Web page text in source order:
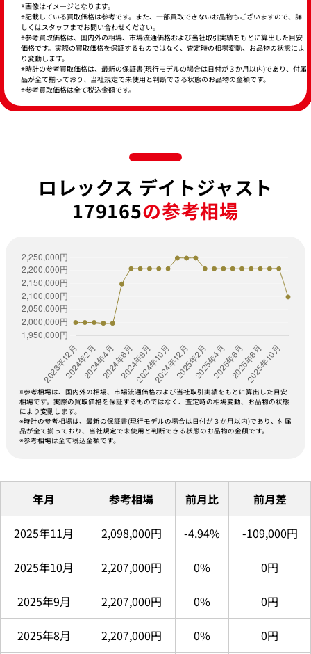
※画像はイメージとなります。
※記載している買取価格は参考です。また、一部買取できないお品物もございますので、詳
しくはスタッフまでお問い合わせください。
※参考買取価格は、国内外の相場、市場流通価格および当社取引実績をもとに算出した目安
価格です。実際の買取価格を保証するものではなく、査定時の相場変動、お品物の状態によ
り変動します。
※時計の参考買取価格は、最新の保証書(現行モデルの場合は日付が３か月以内)であり、付属
品が全て揃っており、当社規定で未使用と判断できる状態のお品物の金額です。
※参考買取価格は全て税込金額です。
ロレックス デイトジャスト
179165の参考相場
※参考相場は、国内外の相場、市場流通価格および当社取引実績をもとに算出した目安
相場です。実際の買取価格を保証するものではなく、査定時の相場変動、お品物の状態
により変動します。
※時計の参考相場は、最新の保証書(現行モデルの場合は日付が３か月以内)であり、付属
品が全て揃っており、当社規定で未使用と判断できる状態のお品物の金額です。
※参考相場は全て税込金額です。
年月 参考相場 前月比 前月差
2025年11月 2,098,000円 -4.94% -109,000円
2025年10月 2,207,000円 0% 0円
2025年9月 2,207,000円 0% 0円
2025年8月 2,207,000円 0% 0円